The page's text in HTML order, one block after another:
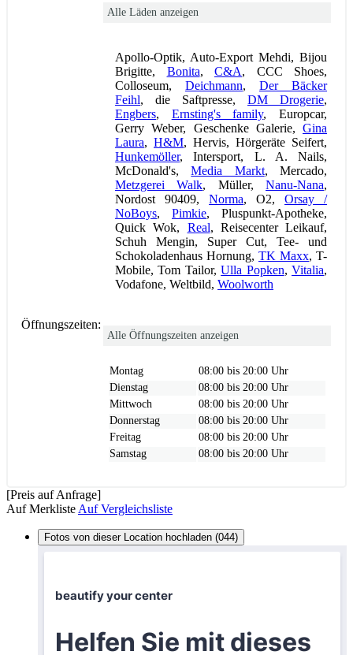
Alle Läden anzeigen
Apollo-Optik, Auto-Export Mehdi, Bijou
Brigitte, Bonita, C&A, CCC Shoes,
Colloseum, Deichmann, Der Bäcker
Feihl, die Saftpresse, DM Drogerie,
Engbers, Ernsting's family, Europcar,
Gerry Weber, Geschenke Galerie, Gina
Laura, H&M, Hervis, Hörgeräte Seifert,
Hunkemöller, Intersport, L. A. Nails,
McDonald's,Media Markt, Mercado,
Metzgerei Walk, Müller,Nanu-Nana,
Nordost 90409, Norma, O2, Orsay /
NoBoys, Pimkie, Pluspunkt-Apotheke,
Quick Wok, Real, Reisecenter Leikauf,
Schuh Mengin, Super Cut, Tee- und
Schokoladenhaus Hornung, TK Maxx, T-
Mobile, Tom Tailor,Ulla Popken,Vitalia,
Vodafone, Weltbild, Woolworth
Öffnungszeiten:
Alle Öffnungszeiten anzeigen
Montag
08:00 bis 20:00 Uhr
Dienstag
08:00 bis 20:00 Uhr
Mittwoch
08:00 bis 20:00 Uhr
Donnerstag
08:00 bis 20:00 Uhr
Freitag
08:00 bis 20:00 Uhr
Samstag
08:00 bis 20:00 Uhr
[Preis auf Anfrage]
Auf Merkliste Auf Vergleichsliste
Fotos von dieser Location hochladen (044)